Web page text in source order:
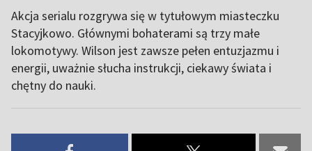
Akcja serialu rozgrywa się w tytułowym miasteczku
Stacyjkowo. Głównymi bohaterami są trzy małe
lokomotywy. Wilson jest zawsze pełen entuzjazmu i
energii, uważnie słucha instrukcji, ciekawy świata i
chętny do nauki.